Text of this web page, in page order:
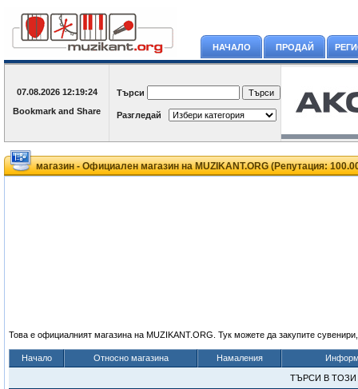
НАЧАЛО ПРОДАЙ
07.08.2026 12:19:24 Търси
Разгледай
магазин - Официален магазин на MUZIKANT.ORG (Репутация:
Това е официалният магазина на MUZIKANT.ORG. Тук можете да закупите
Начало Относно магазина Намаления
ТЪРСИ В